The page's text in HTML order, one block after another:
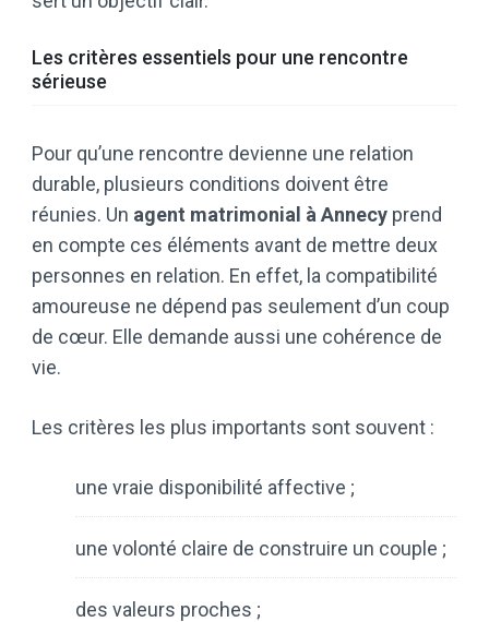
Les critères essentiels pour une rencontre
sérieuse
Pour qu’une rencontre devienne une relation
durable, plusieurs conditions doivent être
réunies. Un agent matrimonial à Annecy prend
en compte ces éléments avant de mettre deux
personnes en relation. En effet, la compatibilité
amoureuse ne dépend pas seulement d’un coup
de cœur. Elle demande aussi une cohérence de
vie.
Les critères les plus importants sont souvent :
une vraie disponibilité affective ;
une volonté claire de construire un couple ;
des valeurs proches ;